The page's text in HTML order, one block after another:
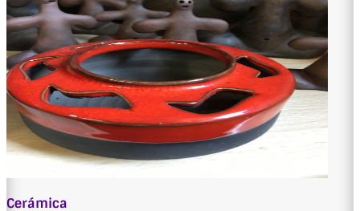
Cerámica